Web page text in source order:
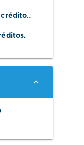
Análisis Matemático I, 10 créditos.